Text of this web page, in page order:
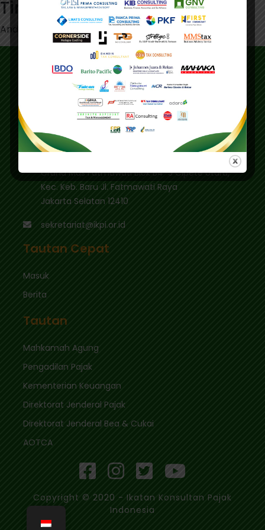
Tinggalkan Balasan
Anda harusmasukuntuk berkomentar.
Alamat
Alamat Utama :
Gedung IKPI, Jl. Condet Pejaten No. 3B
Pejaten Barat - Pasar Minggu
Jakarta Selatan 12510
Graha Mas Fatmawati Blok B4-5 Cipete Utara,
Kec. Keb. Baru Jl. Fatmawati Raya
Jakarta Selatan 12410
sekretariat@ikpi.or.id
Tautan Cepat
Masuk
Berita
Tautan
Mahkamah Agung
Pengadilan Pajak
Kementerian Keuangan
Direktorat Jenderal Pajak
Direktorat Jenderal Bea & Cukai
AOTCA
Copyright © 2020 - Ikatan Konsultan Pajak
Indonesia